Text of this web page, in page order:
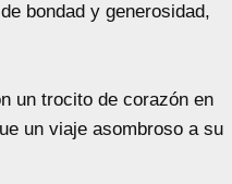
bondad y generosidad,
un trocito de corazón en
un viaje asombroso a su